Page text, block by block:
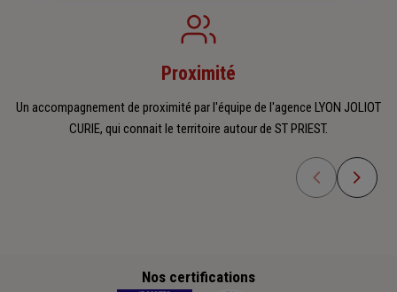
Proximité
Un accompagnement de proximité par l'équipe de l'agence LYON JOLIOT
CURIE, qui connait le territoire autour de ST PRIEST.
Nos certifications